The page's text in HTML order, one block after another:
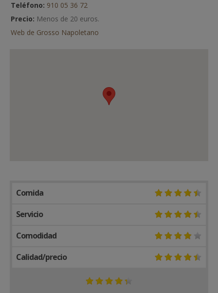
Teléfono: 910 05 36 72
Precio: Menos de 20 euros.
Web de Grosso Napoletano
Comida
Servicio
Comodidad
Calidad/precio